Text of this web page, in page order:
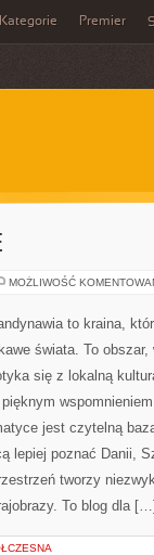
Kategorie Premier
MOŻLIWOŚĆ
to kraina,
świata. To
się z lokalną
jest czytelną
lepiej poznać Danii,
tworzy
To blog dla